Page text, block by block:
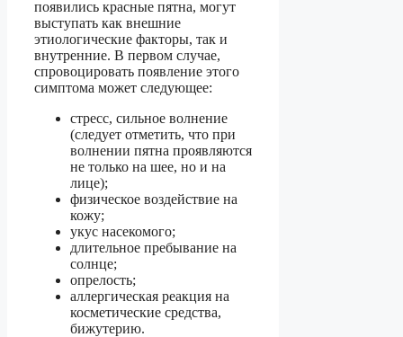
появились красные пятна, могут
выступать как внешние
этиологические факторы, так и
внутренние. В первом случае,
спровоцировать появление этого
симптома может следующее:
стресс, сильное волнение
(следует отметить, что при
волнении пятна проявляются
не только на шее, но и на
лице);
физическое воздействие на
кожу;
укус насекомого;
длительное пребывание на
солнце;
опрелость;
аллергическая реакция на
косметические средства,
бижутерию.